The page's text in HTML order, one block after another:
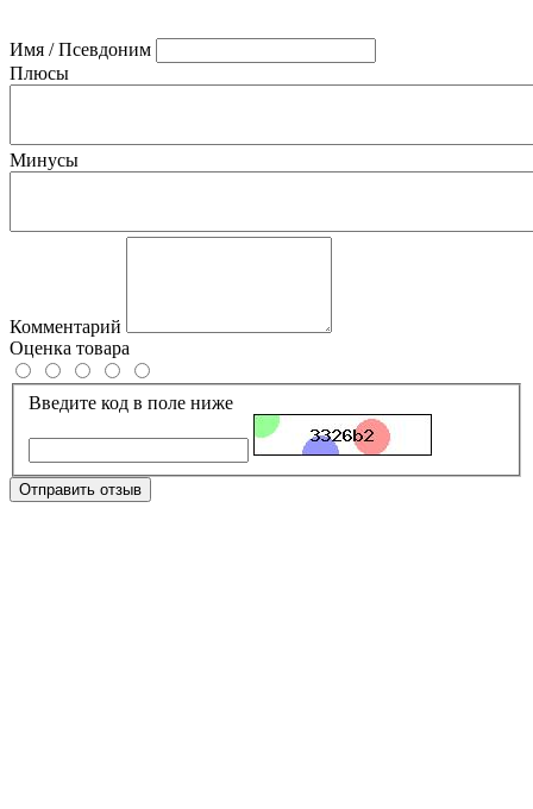
Имя / Псевдоним
Плюсы
Минусы
Комментарий
Оценка товара
Введите код в поле ниже
Отправить отзыв